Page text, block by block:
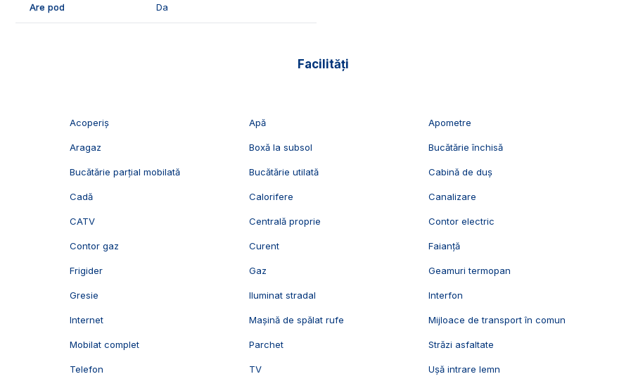
📞Pentru mai multe detalii sau pentru programarea unei vizionari, suntem disponibili pentru dumneavostra, Echipa
Are pod Da
Facilități
Acoperiș Apă Apometre
Aragaz Boxă la subsol Bucătărie închisă
Bucătărie parțial mobilată Bucătărie utilată Cabină de duș
Cadă Calorifere Canalizare
CATV Centrală proprie Contor electric
Contor gaz Curent Faianță
Frigider Gaz Geamuri termopan
Gresie Iluminat stradal Interfon
Internet Mașină de spălat rufe Mijloace de transport în comun
Mobilat complet Parchet Străzi asfaltate
Telefon TV Ușă intrare lemn